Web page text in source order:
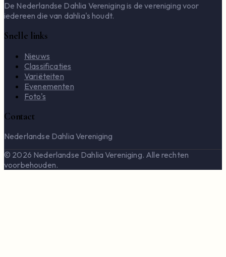
De Nederlandse Dahlia Vereniging is de vereniging voor
iedereen die van dahlia's houdt.
Snelle links
Nieuws
Classificaties
Variëteiten
Evenementen
Foto's
Contact
Nederlandse Dahlia Vereniging
© 2026 Nederlandse Dahlia Vereniging. Alle rechten
voorbehouden.